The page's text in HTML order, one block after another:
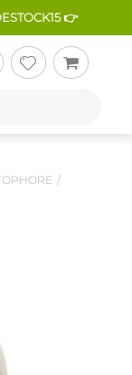
👉